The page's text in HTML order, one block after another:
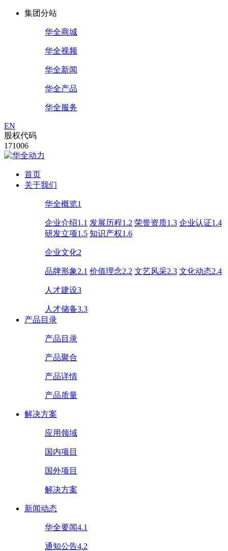
集团分站
华全商城
华全视频
华全新闻
华全产品
华全服务
EN
股权代码
171006
首页
关于我们
华全概览1
企业介绍1.1 发展历程1.2 荣誉资质1.3 企业认证1.4
研发立项1.5 知识产权1.6
企业文化2
品牌形象2.1 价值理念2.2 文艺风采2.3 文化动态2.4
人才建设3
人才储备3.3
产品目录
产品目录
产品聚合
产品详情
产品质量
解决方案
应用领域
国内项目
国外项目
解决方案
新闻动态
华全要闻4.1
通知公告4.2